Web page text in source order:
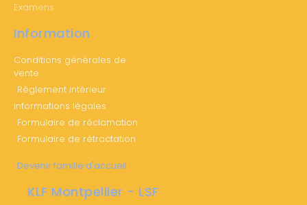
Examens
Information
Conditions générales de
vente
Règlement intérieur
Informations légales
Formulaire de réclamation
Formulaire de rétractation
Devenir famille d'accueil
KLF Montpellier - LSF